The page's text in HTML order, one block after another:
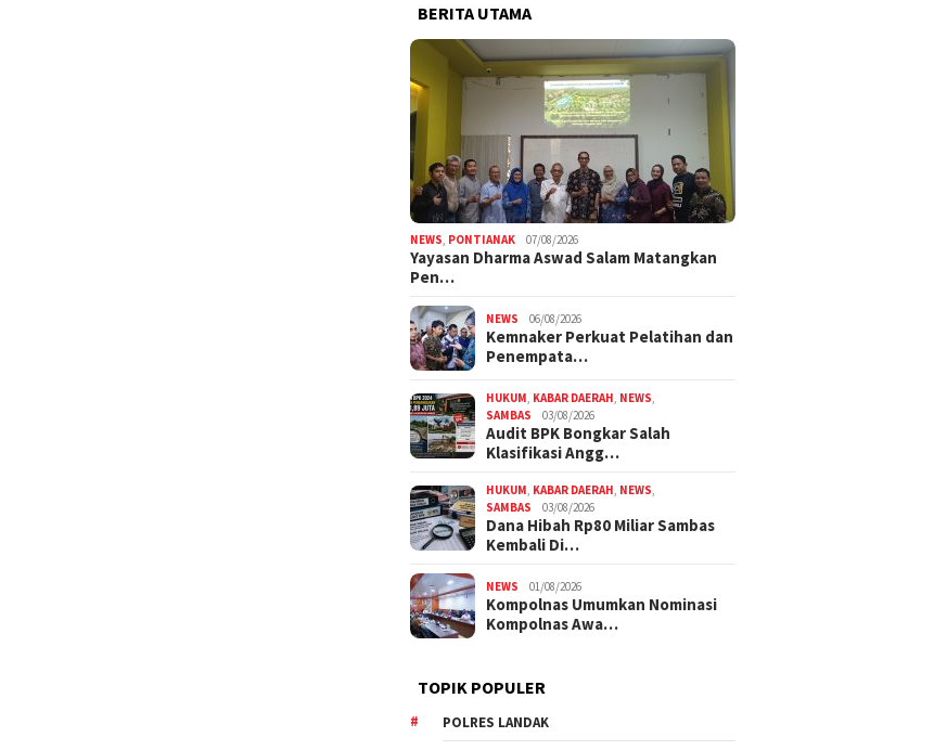
BERITA UTAMA
NEWS PONTIANAK 07/08/2026
Yayasan Dharma Aswad Salam Matangkan
Pen…
NEWS 06/08/2026
Kemnaker Perkuat Pelatihan dan
Penempata…
HUKUM KABAR DAERAH NEWS
SAMBAS
03/08/2026
Audit BPK Bongkar Salah
Klasifikasi Angg…
HUKUM KABAR DAERAH NEWS
SAMBAS
03/08/2026
Dana Hibah Rp80 Miliar Sambas
Kembali Di…
NEWS 01/08/2026
Kompolnas Umumkan Nominasi
Kompolnas Awa…
TOPIK POPULER
POLRES LANDAK